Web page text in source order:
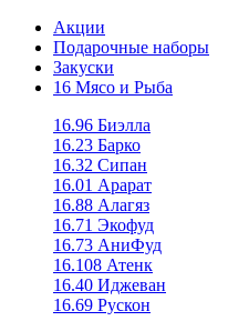
Акции
Подарочные наборы
Закуски
16 Мясо и Рыба
16.96 Биэлла
16.23 Барко
16.32 Сипан
16.01 Арарат
16.88 Алагяз
16.71 Экофуд
16.73 АниФуд
16.108 Атенк
16.40 Иджеван
16.69 Рускон